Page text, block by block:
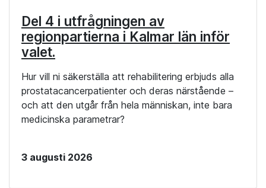
Del 4 i utfrågningen av
regionpartierna i Kalmar län inför
valet.
Hur vill ni säkerställa att rehabilitering erbjuds alla
prostatacancerpatienter och deras närstående –
och att den utgår från hela människan, inte bara
medicinska parametrar?
3 augusti 2026